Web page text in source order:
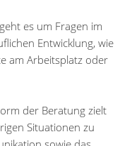
es um Fragen im
Entwicklung, wie
am Arbeitsplatz oder
der Beratung zielt
Situationen zu